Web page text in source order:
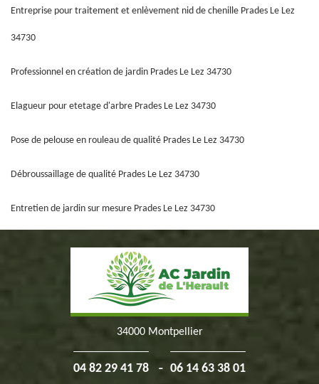
Entreprise pour traitement et enlèvement nid de chenille Prades Le Lez
34730
Professionnel en création de jardin Prades Le Lez 34730
Elagueur pour etetage d'arbre Prades Le Lez 34730
Pose de pelouse en rouleau de qualité Prades Le Lez 34730
Débroussaillage de qualité Prades Le Lez 34730
Entretien de jardin sur mesure Prades Le Lez 34730
34000 Montpellier
04 82 29 41 78 - 06 14 63 38 01